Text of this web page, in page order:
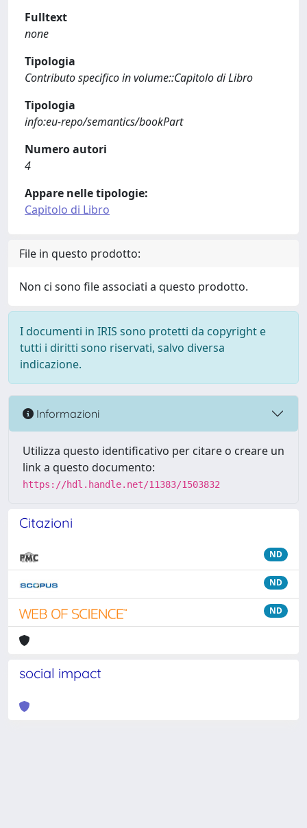
Fulltext
none
Tipologia
Contributo specifico in volume::Capitolo di Libro
Tipologia
info:eu-repo/semantics/bookPart
Numero autori
4
Appare nelle tipologie:
Capitolo di Libro
File in questo prodotto:
Non ci sono file associati a questo prodotto.
I documenti in IRIS sono protetti da copyright e
tutti i diritti sono riservati, salvo diversa
indicazione.
Informazioni
Utilizza questo identificativo per citare o creare un
link a questo documento:
https://hdl.handle.net/11383/1503832
Citazioni
ND
ND
ND
social impact